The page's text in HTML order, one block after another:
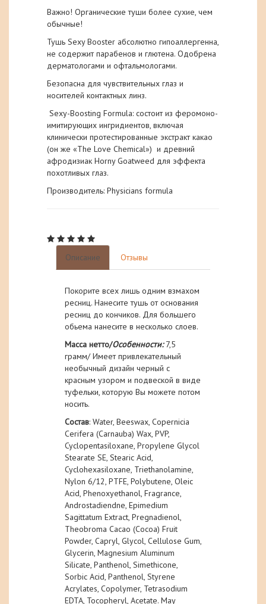
Важно! Органические туши более сухие, чем
обычные!
Тушь Sexy Booster абсолютно гипоаллергенна,
не содержит парабенов и глютена. Одобрена
дерматологами и офтальмологами.
Безопасна для чувствительных глаз и
носителей контактных линз.
Sexy-Boosting Formula: состоит из феромоно-
имитирующих ингридиентов, включая
клинически протестированные экстракт какао
(он же «The Love Chemical») и древний
афродизиак Horny Goatweed для эффекта
похотливых глаз.
Производитель: Physicians formula
Описание Отзывы
Покорите всех лишь одним взмахом
ресниц. Нанесите тушь от основания
ресниц до кончиков. Для большего
обьема нанесите в несколько слоев.
Масса нетто/Особенности:7,5
грамм/ Имеет привлекательный
необычный дизайн черный с
красным узором и подвеской в виде
туфельки, которую Вы можете потом
носить.
Состав: Water, Beeswax, Copernicia
Cerifera (Carnauba) Wax, PVP,
Cyclopentasiloxane, Propylene Glycol
Stearate SE, Stearic Acid,
Cyclohexasiloxane, Triethanolamine,
Nylon 6/12, PTFE, Polybutene, Oleic
Acid, Phenoxyethanol, Fragrance,
Androstadiendne, Epimedium
Sagittatum Extract, Pregnadienol,
Theobroma Cacao (Cocoa) Fruit
Powder, Capryl, Glycol, Cellulose Gum,
Glycerin, Magnesium Aluminum
Silicate, Panthenol, Simethicone,
Sorbic Acid, Panthenol, Styrene
Acrylates, Copolymer, Tetrasodium
EDTA, Tocopheryl, Acetate. May